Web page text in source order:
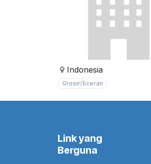
Indonesia
Grosir/Eceran
Link yang
Berguna